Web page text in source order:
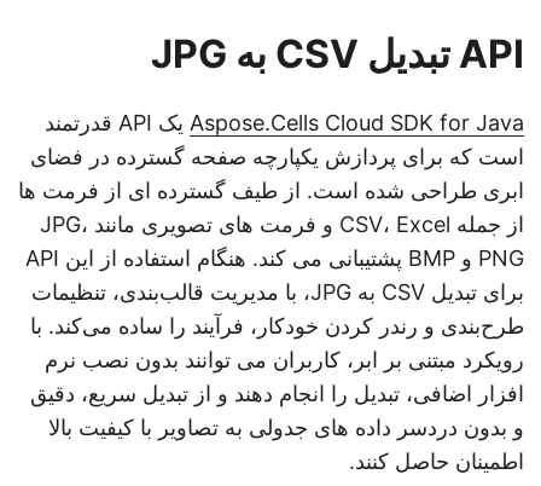
API تبدیل CSV به JPG
Aspose.Cells Cloud SDK for Java
یک API قدرتمند
است که برای پردازش یکپارچه صفحه گسترده در فضای
ابری طراحی شده است. از طیف گسترده ای از فرمت ها
از جمله CSV، Excel و فرمت های تصویری مانند JPG،
PNG و BMP پشتیبانی می کند. هنگام استفاده از این API
برای تبدیل CSV به JPG، با مدیریت قالب‌بندی، تنظیمات
طرح‌بندی و رندر کردن خودکار، فرآیند را ساده می‌کند. با
رویکرد مبتنی بر ابر، کاربران می توانند بدون نصب نرم
افزار اضافی، تبدیل را انجام دهند و از تبدیل سریع، دقیق
و بدون دردسر داده های جدولی به تصاویر با کیفیت بالا
اطمینان حاصل کنند.